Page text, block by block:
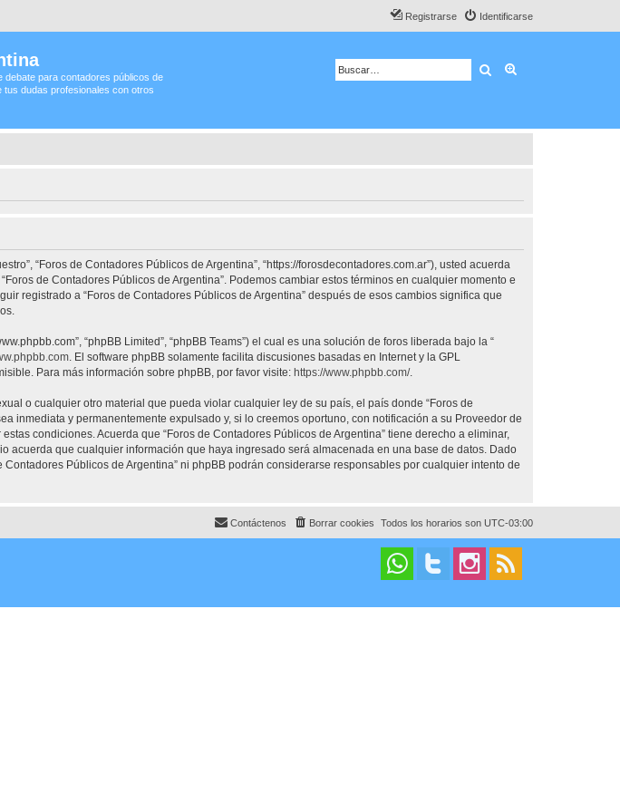
Identificarse
Registrarse
debate para contadores públicos de
tus dudas profesionales con otros
Buscar
“Foros de Contadores Públicos de Argentina”, “https://forosdecontadores.com.ar”), usted acuerda
de Contadores Públicos de Argentina”. Podemos cambiar estos términos en cualquier momento e
registrado a “Foros de Contadores Públicos de Argentina” después de esos cambios significa que
“phpBB Limited”, “phpBB Teams”) el cual es una solución de foros liberada bajo la “
. El software phpBB solamente facilita discusiones basadas en Internet y la GPL
Para más información sobre phpBB, por favor visite: https://www.phpbb.com/.
o cualquier otro material que pueda violar cualquier ley de su país, el país donde “Foros de
inmediata y permanentemente expulsado y, si lo creemos oportuno, con notificación a su Proveedor de
condiciones. Acuerda que “Foros de Contadores Públicos de Argentina” tiene derecho a eliminar,
que cualquier información que haya ingresado será almacenada en una base de datos. Dado
Públicos de Argentina” ni phpBB podrán considerarse responsables por cualquier intento de
Todos los horarios son UTC-03:00
Borrar cookies
Contáctenos